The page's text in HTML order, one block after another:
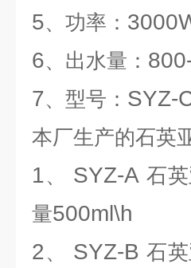
5、功率：
6、出水量：
7、型号： SYZ-
本厂生产的石英
1、 SYZ-A 石
量500ml\h
2、 SYZ-B 石